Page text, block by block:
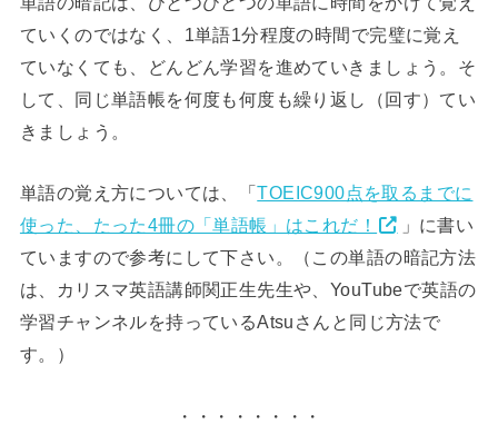
ていくのではなく、1単語1分程度の時間で完璧に覚え
ていなくても、どんどん学習を進めていきましょう。そ
して、同じ単語帳を何度も何度も繰り返し（回す）てい
きましょう。
単語の覚え方については、「TOEIC900点を取るまでに
使った、たった4冊の「単語帳」はこれだ！
」に書い
ていますので参考にして下さい。（この単語の暗記方法
は、カリスマ英語講師関正生先生や、YouTubeで英語の
学習チャンネルを持っているAtsuさんと同じ方法で
す。）
・・・・・・・・